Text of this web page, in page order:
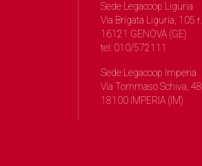
Sede Legacoop Liguria
Via Brigata Liguria, 105 r.
16121 GENOVA (GE)
tel: 010/572111
Sede Legacoop Imperia
Via Tommaso Schiva, 48
18100 IMPERIA (IM)